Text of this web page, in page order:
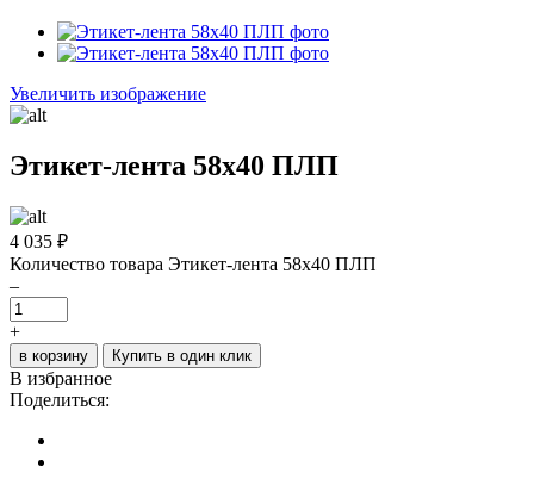
Увеличить изображение
Этикет-лента 58х40 ПЛП
4 035 ₽
Количество товара Этикет-лента 58х40 ПЛП
–
+
в корзину Купить в один клик
В избранное
Поделиться: